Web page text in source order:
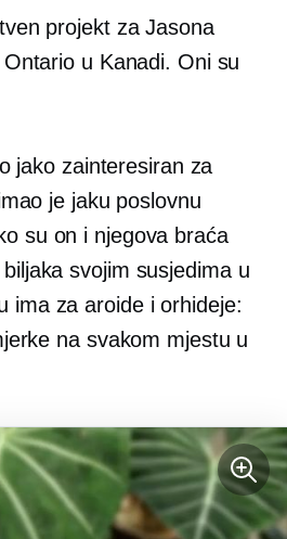
projekt za Jasona
u Kanadi. Oni su
jako zainteresiran za
je jaku poslovnu
su on i njegova braća
svojim susjedima u
ima za aroide i orhideje:
na svakom mjestu u